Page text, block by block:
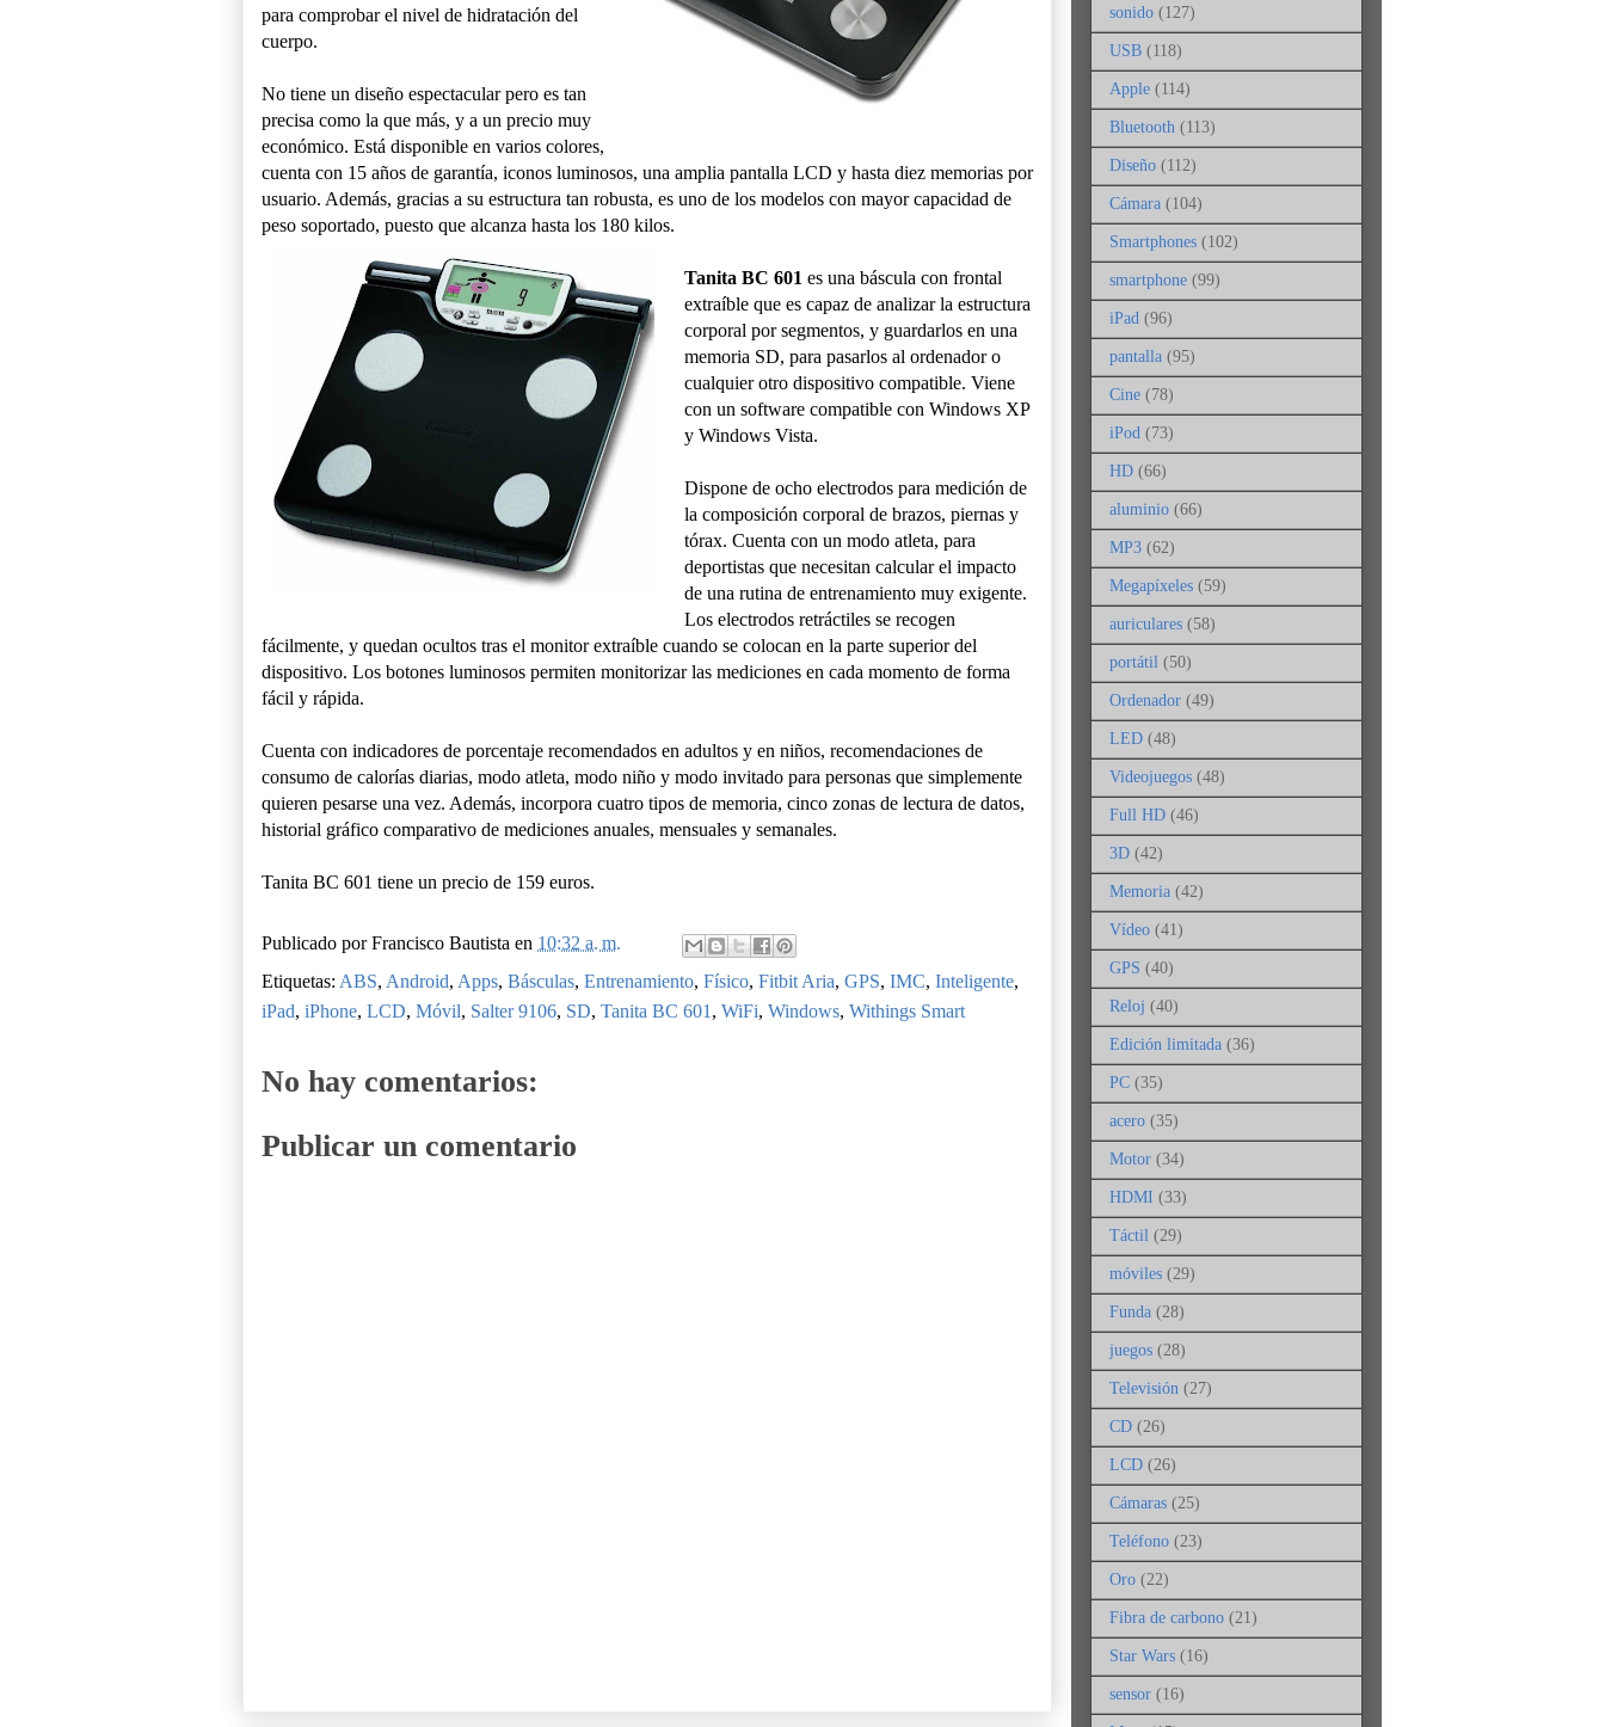
para comprobar el nivel de hidratación del
cuerpo.
No tiene un diseño espectacular pero es tan
precisa como la que más, y a un precio muy
económico. Está disponible en varios colores,
cuenta con 15 años de garantía, iconos luminosos, una amplia pantalla LCD y hasta diez memorias por
usuario. Además, gracias a su estructura tan robusta, es uno de los modelos con mayor capacidad de
peso soportado, puesto que alcanza hasta los 180 kilos.
Tanita BC 601 es una báscula con frontal
extraíble que es capaz de analizar la estructura
corporal por segmentos, y guardarlos en una
memoria SD, para pasarlos al ordenador o
cualquier otro dispositivo compatible. Viene
con un software compatible con Windows XP
y Windows Vista.
Dispone de ocho electrodos para medición de
la composición corporal de brazos, piernas y
tórax. Cuenta con un modo atleta, para
deportistas que necesitan calcular el impacto
de una rutina de entrenamiento muy exigente.
Los electrodos retráctiles se recogen
fácilmente, y quedan ocultos tras el monitor extraíble cuando se colocan en la parte superior del
dispositivo. Los botones luminosos permiten monitorizar las mediciones en cada momento de forma
fácil y rápida.
Cuenta con indicadores de porcentaje recomendados en adultos y en niños, recomendaciones de
consumo de calorías diarias, modo atleta, modo niño y modo invitado para personas que simplemente
quieren pesarse una vez. Además, incorpora cuatro tipos de memoria, cinco zonas de lectura de datos,
historial gráfico comparativo de mediciones anuales, mensuales y semanales.
Tanita BC 601 tiene un precio de 159 euros.
Publicado porFrancisco Bautista en 10:32 a. m.
Etiquetas: ABS, Android, Apps, Básculas, Entrenamiento, Físico, Fitbit Aria, GPS, IMC, Inteligente,
iPad, iPhone, LCD, Móvil, Salter 9106, SD, Tanita BC 601 , WiFi, Windows, Withings Smart
No hay comentarios:
Publicar un comentario
sonido (127)
USB (118)
Apple (114)
Bluetooth (113)
Diseño (112)
Cámara (104)
Smartphones (102)
smartphone (99)
iPad (96)
pantalla (95)
Cine (78)
iPod (73)
HD (66)
aluminio (66)
MP3 (62)
Megapíxeles (59)
auriculares (58)
portátil (50)
Ordenador (49)
LED (48)
Videojuegos (48)
Full HD (46)
3D (42)
Memoria (42)
Vídeo (41)
GPS (40)
Reloj (40)
Edición limitada (36)
PC (35)
acero (35)
Motor (34)
HDMI (33)
Táctil (29)
móviles (29)
Funda (28)
juegos (28)
Televisión (27)
CD (26)
LCD (26)
Cámaras (25)
Teléfono (23)
Oro (22)
Fibra de carbono (21)
Star Wars (16)
sensor (16)